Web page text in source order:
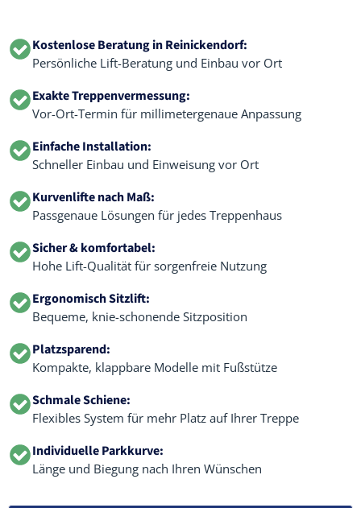
Kostenlose Beratung in Reinickendorf:
Persönliche Lift-Beratung und Einbau vor Ort
Exakte Treppenvermessung:
Vor-Ort-Termin für millimetergenaue Anpassung
Einfache Installation:
Schneller Einbau und Einweisung vor Ort
Kurvenlifte nach Maß:
Passgenaue Lösungen für jedes Treppenhaus
Sicher & komfortabel:
Hohe Lift-Qualität für sorgenfreie Nutzung
Ergonomisch Sitzlift:
Bequeme, knie-schonende Sitzposition
Platzsparend:
Kompakte, klappbare Modelle mit Fußstütze
Schmale Schiene:
Flexibles System für mehr Platz auf Ihrer Treppe
Individuelle Parkkurve:
Länge und Biegung nach Ihren Wünschen